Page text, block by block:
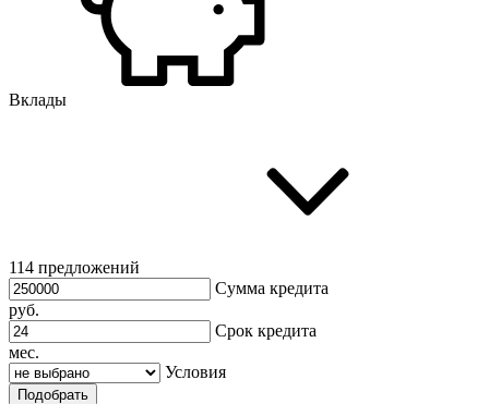
Вклады
114 предложений
Сумма кредита
руб.
Срок кредита
мес.
Условия
Подобрать